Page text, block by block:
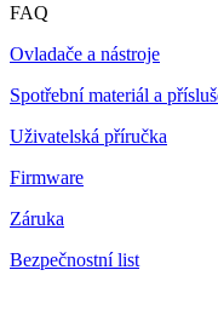
FAQ
Ovladače a nástroje
Spotřební materiál a
Uživatelská příručka
Firmware
Záruka
Bezpečnostní list